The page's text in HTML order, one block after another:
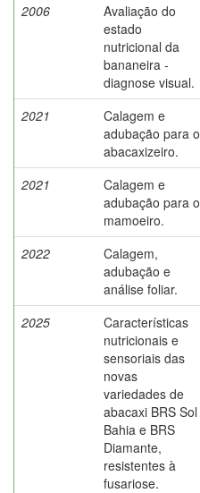
2006
Avaliação do
estado
nutricional da
bananeira -
diagnose visual.
2021
Calagem e
adubação para o
abacaxizeiro.
2021
Calagem e
adubação para o
mamoeiro.
2022
Calagem,
adubação e
análise foliar.
2025
Características
nutricionais e
sensoriais das
novas
variedades de
abacaxi BRS Sol
Bahia e BRS
Diamante,
resistentes à
fusariose.